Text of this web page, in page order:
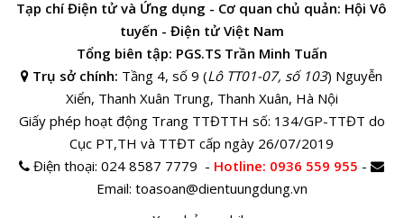
Tạp chí Điện tử và Ứng dụng - Cơ quan chủ quản: Hội Vô
tuyến - Điện tử Việt Nam
Tổng biên tập: PGS.TS Trần Minh Tuấn
Trụ sở chính: Tầng 4, số 9 (Lô TT01-07, số 103) Nguyễn
Xiển, Thanh Xuân Trung, Thanh Xuân, Hà Nội
Giấy phép hoạt động Trang TTĐTTH số: 134/GP-TTĐT do
Cục PT,TH và TTĐT cấp ngày 26/07/2019
Điện thoại:024 8587 7779 - Hotline: 0936 559 955 -
Email: toasoan@dientuungdung.vn